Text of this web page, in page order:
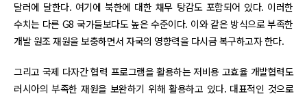
달러에 달한다. 여기에 북한에 대한 채무 탕감도 포함되어 있다. 이러한
수치는 다른 G8 국가들보다도 높은 수준이다. 이와 같은 방식으로 부족한
개발 원조 재원을 보충하면서 자국의 영향력을 다시금 복구하고자 한다.
그리고 국제 다자간 협력 프로그램을 활용하는 저비용 고효율 개발협력도
러시아의 부족한 재원을 보완하기 위해 활용하고 있다. 대표적인 것으로